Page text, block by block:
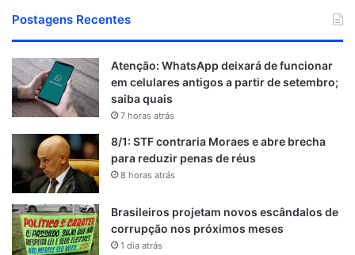
Postagens Recentes
Atenção: WhatsApp deixará de funcionar
em celulares antigos a partir de setembro;
saiba quais
7 horas atrás
8/1: STF contraria Moraes e abre brecha
para reduzir penas de réus
8 horas atrás
Brasileiros projetam novos escândalos de
corrupção nos próximos meses
1 dia atrás